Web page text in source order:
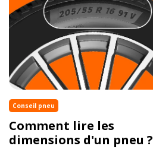
Conseil pneu
Comment lire les
dimensions d'un pneu ?